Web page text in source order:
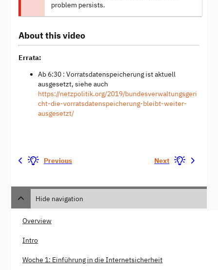
problem persists.
About this video
Errata:
Ab 6:30 : Vorratsdatenspeicherung ist aktuell
ausgesetzt, siehe auch
https://netzpolitik.org/2019/bundesverwaltungsgeri
cht-die-vorratsdatenspeicherung-bleibt-weiter-
ausgesetzt/
Previous Next
Hide navigation
Overview
Intro
Woche 1: Einführung in die Internetsicherheit